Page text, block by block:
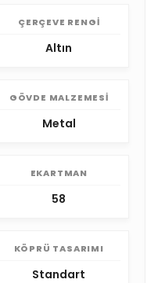
ÇERÇEVE RENGI
Altın
GÖVDE MALZEMESI
Metal
EKARTMAN
58
KÖPRÜ TASARIMI
Standart